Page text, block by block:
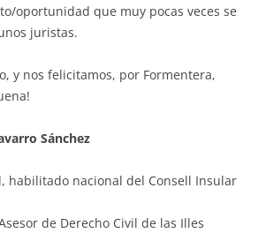
oportunidad que muy pocas veces se
juristas.
y nos felicitamos, por Formentera,
Sánchez
habilitado nacional del Consell Insular
de Derecho Civil de las Illes